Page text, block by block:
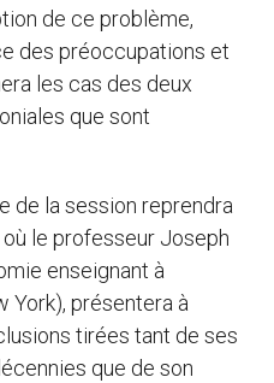
de ce problème,
des préoccupations et
les cas des deux
que sont
de la session reprendra
où le professeur Joseph
enseignant à
York), présentera à
tirées tant de ses
que de son